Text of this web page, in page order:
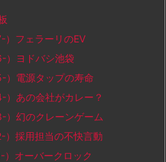
フェラーリのEV
ヨドバシ池袋
電源タップの寿命
あの会社がカレー？
幻のクレーンゲーム
採用担当の不快言動
オーバークロック